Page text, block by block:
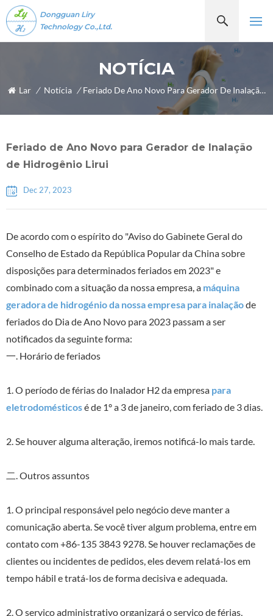
Dongguan Liry
Technology Co.,Ltd.
NOTÍCIA
Lar / Notícia / Feriado De Ano Novo Para Gerador De Inalação De Hidrogênio Lirui
Feriado de Ano Novo para Gerador de Inalação
de Hidrogênio Lirui
Dec 27, 2023
De acordo com o espírito do "Aviso do Gabinete Geral do
Conselho de Estado da República Popular da China sobre
disposições para determinados feriados em 2023" e
combinado com a situação da nossa empresa, a máquina
geradora de hidrogénio da nossa empresa para inalaçãode
feriados do Dia de Ano Novo para 2023 passam a ser
notificados da seguinte forma:
一. Horário de feriados
1. O período de férias do Inalador H2 da empresa para
eletrodomésticosé de 1º a 3 de janeiro, com feriado de 3 dias.
2. Se houver alguma alteração, iremos notificá-lo mais tarde.
二. Outros assuntos
1. O principal responsável pelo negócio deve manter a
comunicação aberta. Se você tiver algum problema, entre em
contato com +86-135 3843 9278. Se houver reclamações de
clientes ou incidentes de pedidos, eles devem relatá-los em
tempo hábil e tratá-los de forma decisiva e adequada.
2. O serviço administrativo organizará o serviço de férias,